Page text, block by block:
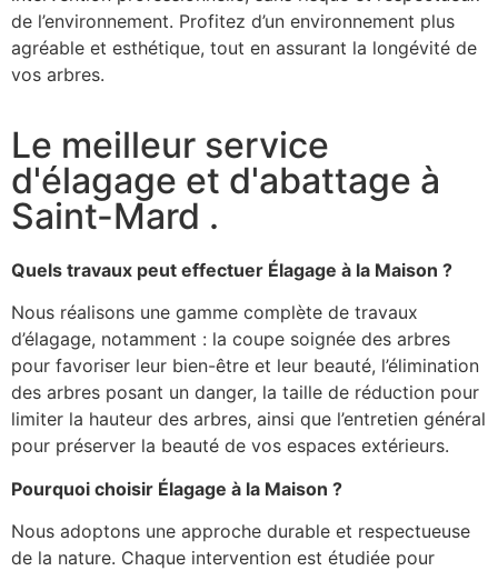
de l’environnement. Profitez d’un environnement plus
agréable et esthétique, tout en assurant la longévité de
vos arbres.
Le meilleur service
d'élagage et d'abattage à
Saint-Mard .
Quels travaux peut effectuer Élagage à la Maison ?
Nous réalisons une gamme complète de travaux
d’élagage, notamment : la coupe soignée des arbres
pour favoriser leur bien-être et leur beauté, l’élimination
des arbres posant un danger, la taille de réduction pour
limiter la hauteur des arbres, ainsi que l’entretien général
pour préserver la beauté de vos espaces extérieurs.
Pourquoi choisir Élagage à la Maison ?
Nous adoptons une approche durable et respectueuse
de la nature. Chaque intervention est étudiée pour